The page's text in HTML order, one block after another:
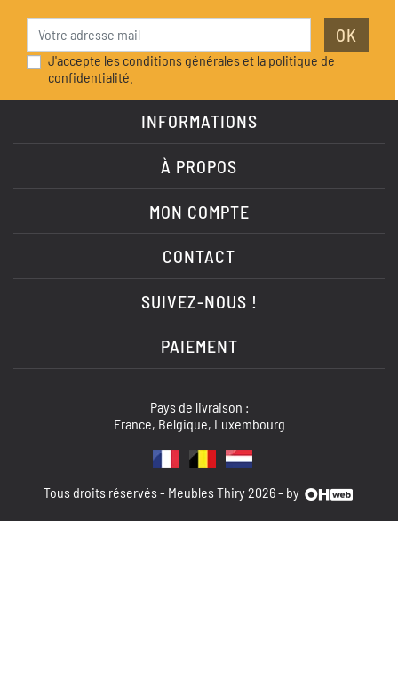
OK
J'accepte les conditions générales et la politique de
confidentialité.
INFORMATIONS
À PROPOS
MON COMPTE
CONTACT
SUIVEZ-NOUS !
PAIEMENT
Pays de livraison :
France, Belgique, Luxembourg
Tous droits réservés - Meubles Thiry 2026 - by